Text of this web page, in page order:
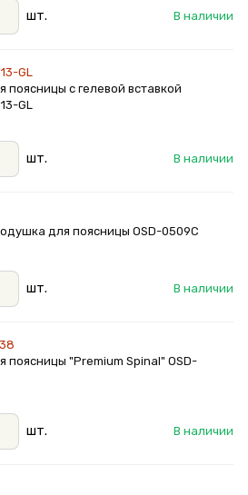
В наличии
шт.
GL
поясницы с гелевой вставкой
GL
В наличии
шт.
для поясницы OSD-0509C
В наличии
шт.
поясницы "Premium Spinal" OSD-
В наличии
шт.